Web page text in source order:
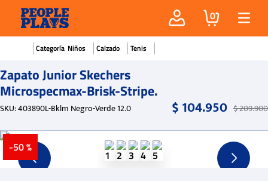
0
Niños Calzado Tenis
Zapato Junior Skechers
Microspecmax-Brisk-Stripe.
SKU:403890L-Bklm Negro-Verde 12.0 $104.950 $209.900
-50 %